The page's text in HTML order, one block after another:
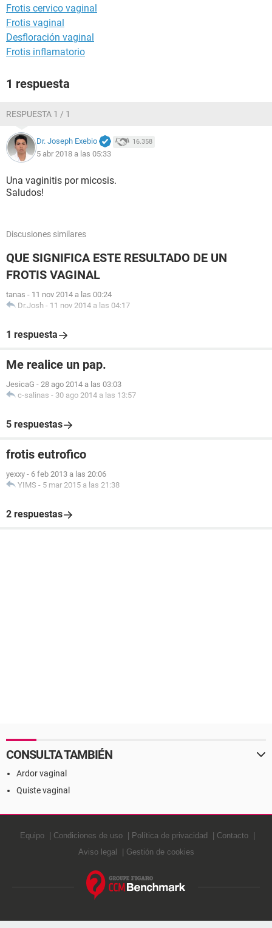
Frotis cervico vaginal
Frotis vaginal
Desfloración vaginal
Frotis inflamatorio
1 respuesta
RESPUESTA 1 / 1
Dr. Joseph Exebio 16.358
5 abr 2018 a las 05:33
Una vaginitis por micosis.
Saludos!
Discusiones similares
QUE SIGNIFICA ESTE RESULTADO DE UN
FROTIS VAGINAL
tanas - 11 nov 2014 a las 00:24
Dr.Josh - 11 nov 2014 a las 04:17
1 respuesta
Me realice un pap.
JesicaG - 28 ago 2014 a las 03:03
c-salinas - 30 ago 2014 a las 13:57
5 respuestas
frotis eutrofico
yexxy - 6 feb 2013 a las 20:06
YIMS - 5 mar 2015 a las 21:38
2 respuestas
CONSULTA TAMBIÉN
Ardor vaginal
Quiste vaginal
Equipo Condiciones de uso Política de privacidad
Contacto
Aviso legal
Gestión de cookies